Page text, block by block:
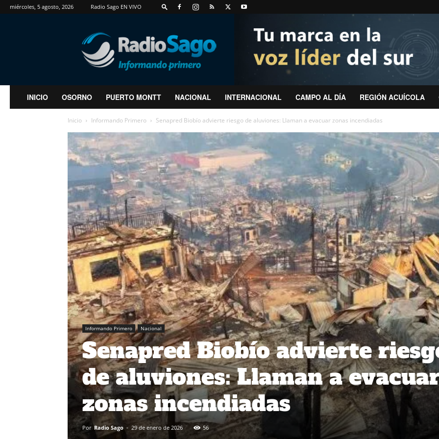
miércoles, 5 agosto, 2026 Radio Sago EN VIVO
RadioSago
INICIO OSORNO PUERTO MONTT NACIONAL INTERNACIONAL CAMPO AL DÍA REGIÓN ACUÍCOLA
Inicio Informando Primero Senapred Biobío advierte riesgo de aluviones: Llaman a evacuar zonas incendiadas
Informando Primero Nacional
Senapred Biobío advierte
de aluviones: Llaman a
zonas incendiadas
Por Radio Sago - 29 de enero de 2026 56